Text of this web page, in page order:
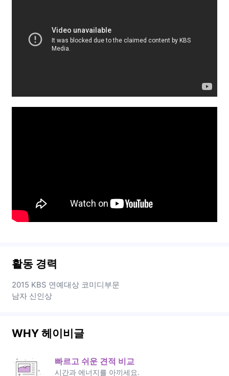
활동 경력
2015 KBS 연예대상 코미디부문
남자 신인상
WHY 헤이비글
빠르고 쉬운 견적 비교
시간과 에너지를 아끼세요.